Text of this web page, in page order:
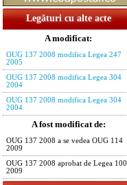
Legături cu alte acte
A modificat:
OUG 137 2008 modifica Legea 247
2005
OUG 137 2008 modifica Legea 304
2004
OUG 137 2008 modifica Legea 304
2004
A fost modificat de:
OUG 137 2008 a se vedea OUG 114
2009
OUG 137 2008 aprobat de Legea 100
2009